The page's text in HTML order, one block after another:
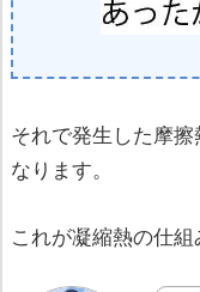
それで発生した摩
なります。
これが凝縮熱の仕組